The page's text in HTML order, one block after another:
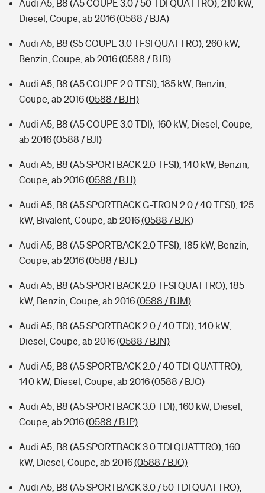
Audi A5, B8 (A5 COUPE 3.0 / 50 TDI QUATTRO), 210 kW,
Diesel, Coupe, ab 2016(0588 / BJA)
Audi A5, B8 (S5 COUPE 3.0 TFSI QUATTRO), 260 kW,
Benzin, Coupe, ab 2016(0588 / BJB)
Audi A5, B8 (A5 COUPE 2.0 TFSI), 185 kW, Benzin,
Coupe, ab 2016(0588 / BJH)
Audi A5, B8 (A5 COUPE 3.0 TDI), 160 kW, Diesel, Coupe,
ab 2016(0588 / BJI)
Audi A5, B8 (A5 SPORTBACK 2.0 TFSI), 140 kW, Benzin,
Coupe, ab 2016(0588 / BJJ)
Audi A5, B8 (A5 SPORTBACK G-TRON 2.0 / 40 TFSI), 125
kW, Bivalent, Coupe, ab 2016(0588 / BJK)
Audi A5, B8 (A5 SPORTBACK 2.0 TFSI), 185 kW, Benzin,
Coupe, ab 2016(0588 / BJL)
Audi A5, B8 (A5 SPORTBACK 2.0 TFSI QUATTRO), 185
kW, Benzin, Coupe, ab 2016(0588 / BJM)
Audi A5, B8 (A5 SPORTBACK 2.0 / 40 TDI), 140 kW,
Diesel, Coupe, ab 2016(0588 / BJN)
Audi A5, B8 (A5 SPORTBACK 2.0 / 40 TDI QUATTRO),
140 kW, Diesel, Coupe, ab 2016(0588 / BJO)
Audi A5, B8 (A5 SPORTBACK 3.0 TDI), 160 kW, Diesel,
Coupe, ab 2016(0588 / BJP)
Audi A5, B8 (A5 SPORTBACK 3.0 TDI QUATTRO), 160
kW, Diesel, Coupe, ab 2016(0588 / BJQ)
Audi A5, B8 (A5 SPORTBACK 3.0 / 50 TDI QUATTRO),